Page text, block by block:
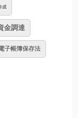
成
金調達
子帳簿保存法